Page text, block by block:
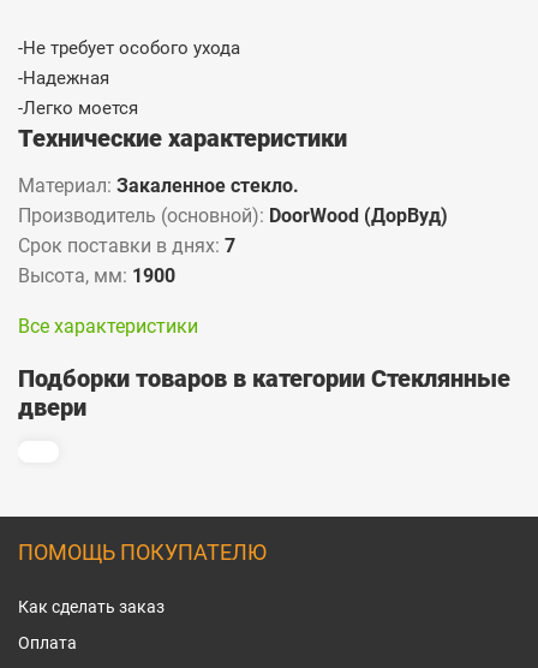
-Не требует особого ухода
-Надежная
-Легко моется
Технические характеристики
Материал: Закаленное стекло.
Производитель (основной): DoorWood (ДорВуд)
Срок поставки в днях: 7
Высота, мм: 1900
Все характеристики
Подборки товаров в категории Стеклянные
двери
ПОМОЩЬ ПОКУПАТЕЛЮ
Как сделать заказ
Оплата